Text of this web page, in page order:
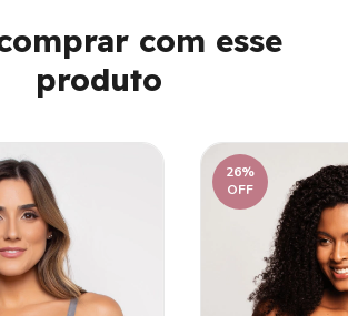
com esse
produto
26%
OFF